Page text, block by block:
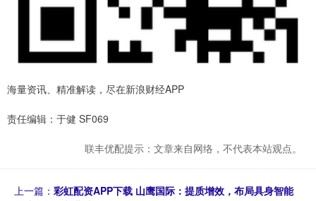
海量资讯、精准解读，尽在新浪财经APP
责任编辑：于健 SF069
联丰优配提示：文章来自网络，不代表本站观点。
上一篇： 彩虹配资APP下载 山鹰国际：提质增效，布局具身智能